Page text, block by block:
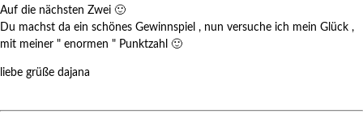
Auf die nächsten Zwei 🙂
Du machst da ein schönes Gewinnspiel , nun versuche ich mein Glück ,
mit meiner " enormen " Punktzahl 🙂
liebe grüße dajana